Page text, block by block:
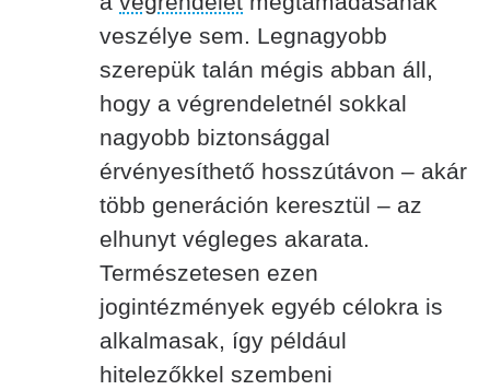
veszélye sem. Legnagyobb
szerepük talán mégis abban áll,
hogy a végrendeletnél sokkal
nagyobb biztonsággal
érvényesíthető hosszútávon – akár
több generáción keresztül – az
elhunyt végleges akarata.
Természetesen ezen
jogintézmények egyéb célokra is
alkalmasak, így például
hitelezőkkel szembeni